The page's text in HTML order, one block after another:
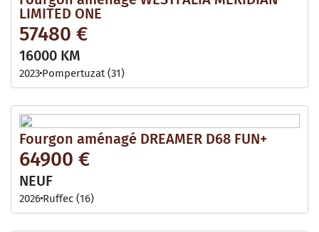
LIMITED ONE
57480 €
16000 KM
2023 Pompertuzat (31)
Fourgon aménagé DREAMER D68 FUN+
64900 €
NEUF
2026 Ruffec (16)